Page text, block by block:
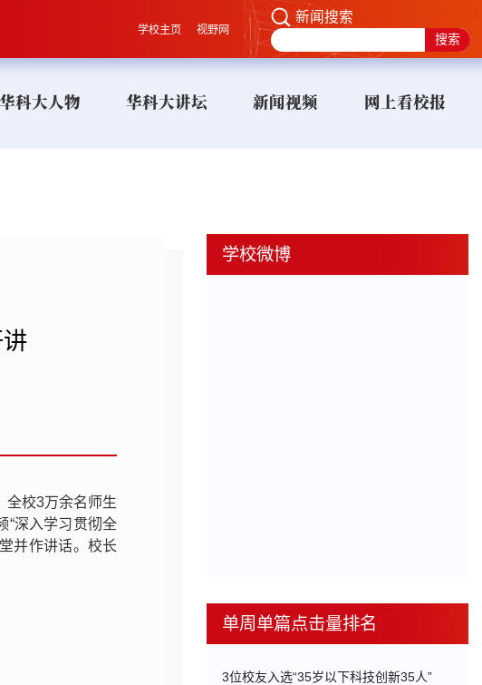
学校主页 视野网
新闻搜索
华科大人物 华科大讲坛 新闻视频 网上看校报
全校3万余名师生
“深入学习贯彻全
并作讲话。校长
学校微博
单周单篇点击量排名
3位校友入选“35岁以下科技创新35人”